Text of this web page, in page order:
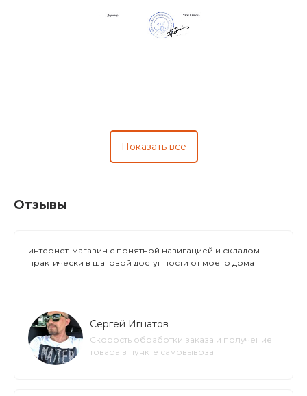
Показать все
Отзывы
интернет-магазин с понятной навигацией и складом
практически в шаговой доступности от моего дома
Сергей Игнатов
Скорость обработки заказа и получение
товара в пункте самовывоза